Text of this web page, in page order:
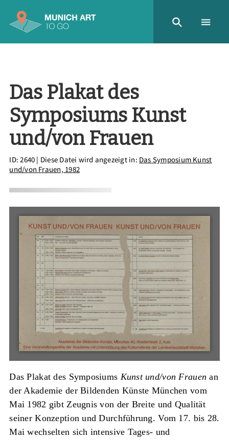
Das Plakat des
Symposiums Kunst
und/von Frauen
ID: 2640 | Diese Datei wird angezeigt in: Das Symposium Kunst
und/von Frauen, 1982
Das Plakat des Symposiums Kunst und/von Frauen an
der Akademie der Bildenden Künste München vom
Mai 1982 gibt Zeugnis von der Breite und Qualität
seiner Konzeption und Durchführung. Vom 17. bis 28.
Mai wechselten sich intensive Tages- und